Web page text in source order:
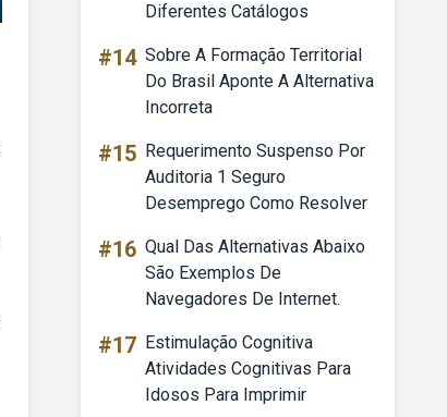
Diferentes Catálogos
#14 Sobre A Formação Territorial
Do Brasil Aponte A Alternativa
Incorreta
#15 Requerimento Suspenso Por
Auditoria 1 Seguro
Desemprego Como Resolver
#16 Qual Das Alternativas Abaixo
São Exemplos De
Navegadores De Internet.
#17 Estimulação Cognitiva
Atividades Cognitivas Para
Idosos Para Imprimir